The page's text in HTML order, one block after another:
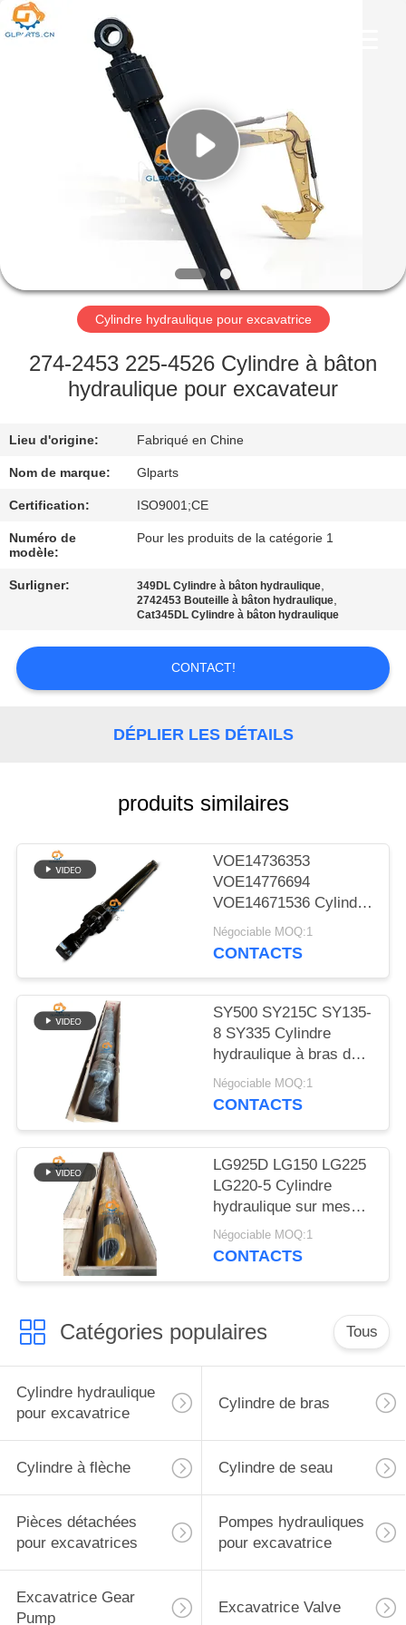
VIDÉOS
PROPOS
VISITE
DE
L'USINE
CONTRÔLE
LA
QUALITÉ
NOUVELLES
LES
AFFAIRES
PLAN
DU
SITE
POLITIQUE
CONFIDENTIALITÉ
Guangzhou
Guoli
Engineering
Machinery
Cylindre hydraulique pour excavatrice
274-2453 225-4526 Cylindre à bâton
hydraulique pour excavateur
Lieu d'origine: Fabriqué en Chine
Nom de marque: Glparts
Certification: ISO9001;CE
Numéro de
modèle:
Pour les produits de la catégorie 1
Surligner: 349DL Cylindre à bâton hydraulique,
2742453 Bouteille à bâton hydraulique,
Cat345DL Cylindre à bâton hydraulique
CONTACT!
DÉPLIER LES DÉTAILS
produits similaires
VOE14736353
VOE14776694
VOE14671536 Cylindre
hydraulique à bouchon
à bras pour EC480D
Négociable MOQ:1
CONTACTS
SY500 SY215C SY135-
8 SY335 Cylindre
hydraulique à bras de
soupape cylindre sur
excavatrice
Négociable MOQ:1
CONTACTS
LG925D LG150 LG225
LG220-5 Cylindre
hydraulique sur mesure
avec bouchon de bras
pour excavatrice
Négociable MOQ:1
CONTACTS
Catégories populaires Tous
Cylindre hydraulique
pour excavatrice
Cylindre de bras
Cylindre à flèche Cylindre de seau
Pièces détachées
pour excavatrices
Pompes hydrauliques
pour excavatrice
Excavatrice Gear
Pump
Excavatrice Valve